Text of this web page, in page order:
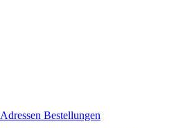
Adressen Bestellungen